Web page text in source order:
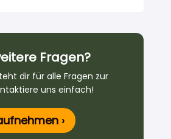
Fragen?
dir für alle Fragen zur
uns einfach!
›